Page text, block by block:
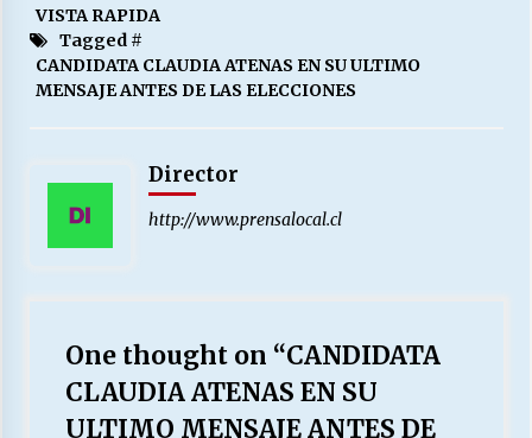
VISTA RAPIDA
Tagged #
CANDIDATA CLAUDIA ATENAS EN SU ULTIMO
MENSAJE ANTES DE LAS ELECCIONES
Director
http://www.prensalocal.cl
One thought on “CANDIDATA
CLAUDIA ATENAS EN SU
ULTIMO MENSAJE ANTES DE